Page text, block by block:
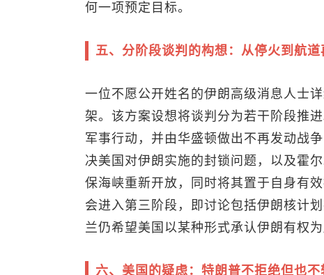
何一项预定目标。
五、分阶段谈判的构想：从停火到航
一位不愿公开姓名的伊朗高级消息人士
架。该方案设想将谈判分为若干阶段推
军事行动，并由华盛顿做出不再发动战
决美国对伊朗实施的封锁问题，以及霍
保海峡重新开放，同时将其置于自身有
会进入第三阶段，即讨论包括伊朗核计
兰仍希望美国以某种形式承认伊朗有权
六、美国的疑虑：特朗普不拒绝但也不